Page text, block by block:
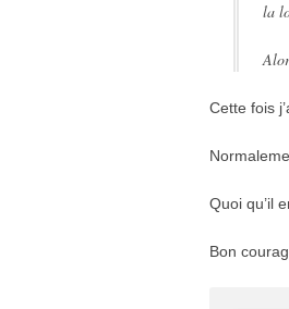
la
Cette fois
Quoi qu’il
Bon